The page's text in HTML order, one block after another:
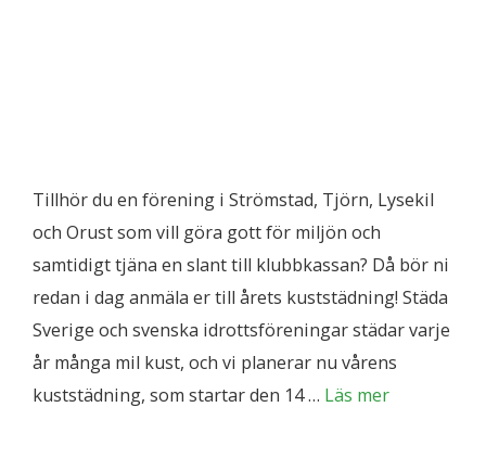
Tillhör du en förening i Strömstad, Tjörn, Lysekil
och Orust som vill göra gott för miljön och
samtidigt tjäna en slant till klubbkassan? Då bör ni
redan i dag anmäla er till årets kuststädning! Städa
Sverige och svenska idrottsföreningar städar varje
år många mil kust, och vi planerar nu vårens
kuststädning, som startar den 14 … Läs mer